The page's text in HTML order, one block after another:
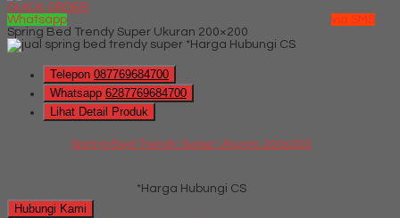
QUICK ORDER
Whatsapp
via SMS
Spring Bed Trendy Super Ukuran 200×200
*Harga Hubungi CS
Telepon 087769684700
Whatsapp 6287769684700
Lihat Detail Produk
Spring Bed Trendy Super Ukuran 200x200
*Harga Hubungi CS
Hubungi Kami